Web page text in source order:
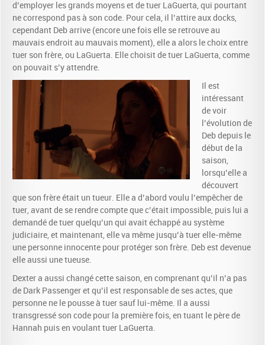
d’employer les grands moyens et de tuer LaGuerta, qui pourtant
ne correspond pas à son code. Pour cela, il l’attire aux docks,
cependant Deb arrive (encore une fois elle se retrouve au
mauvais endroit au mauvais moment), elle a alors le choix entre
tuer son frère, ou LaGuerta. Elle choisit de tuer LaGuerta, comme
on pouvait s’y attendre.
Il est
intéressant
de voir
l’évolution de
Deb depuis le
début de la
saison,
lorsqu’elle a
découvert
que son frère était un tueur. Elle a d’abord voulu l’empêcher de
tuer, avant de se rendre compte que c’était impossible, puis lui a
demandé de tuer quelqu’un qui avait échappé au système
judiciaire, et maintenant, elle va même jusqu’à tuer elle-même
une personne innocente pour protéger son frère. Deb est devenue
elle aussi une tueuse.
Dexter a aussi changé cette saison, en comprenant qu’il n’a pas
de Dark Passenger et qu’il est responsable de ses actes, que
personne ne le pousse à tuer sauf lui-même. Il a aussi
transgressé son code pour la première fois, en tuant le père de
Hannah puis en voulant tuer LaGuerta.